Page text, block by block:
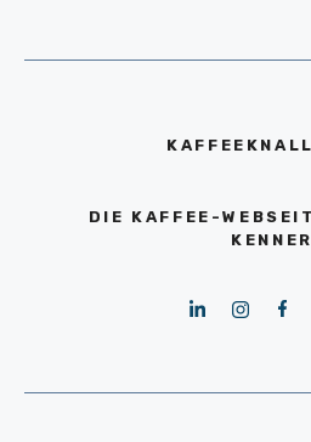
DIE KAFFEE-
KENNER